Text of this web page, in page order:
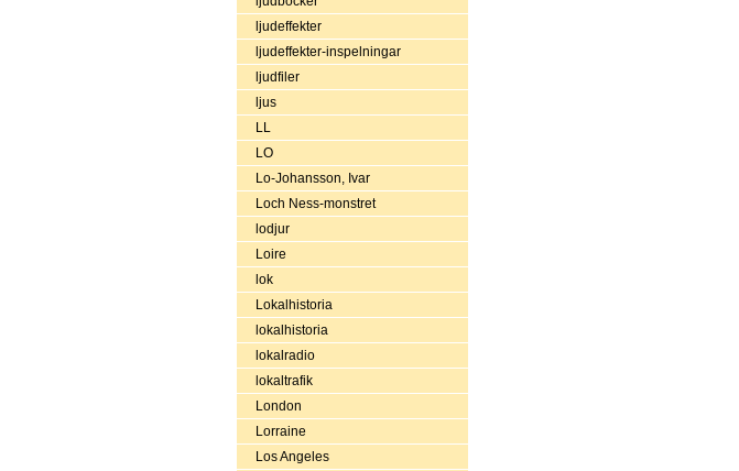
ljudeffekter
ljudeffekter-inspelningar
ljudfiler
ljus
LL
LO
Lo-Johansson, Ivar
Loch Ness-monstret
lodjur
Loire
lok
Lokalhistoria
lokalhistoria
lokalradio
lokaltrafik
London
Lorraine
Los Angeles